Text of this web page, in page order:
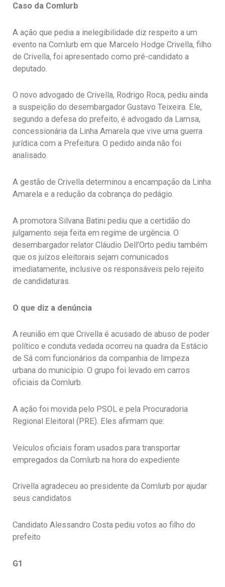
Caso da Comlurb
A ação que pedia a inelegibilidade diz respeito a um
evento na Comlurb em que Marcelo Hodge Crivella, filho
de Crivella, foi apresentado como pré-candidato a
deputado.
O novo advogado de Crivella, Rodrigo Roca, pediu ainda
a suspeição do desembargador Gustavo Teixeira. Ele,
segundo a defesa do prefeito, é advogado da Lamsa,
concessionária da Linha Amarela que vive uma guerra
jurídica com a Prefeitura. O pedido ainda não foi
analisado.
A gestão de Crivella determinou a encampação da Linha
Amarela e a redução da cobrança do pedágio.
A promotora Silvana Batini pediu que a certidão do
julgamento seja feita em regime de urgência. O
desembargador relator Cláudio Dell’Orto pediu também
que os juízos eleitorais sejam comunicados
imediatamente, inclusive os responsáveis pelo rejeito
de candidaturas.
O que diz a denúncia
A reunião em que Crivella é acusado de abuso de poder
político e conduta vedada ocorreu na quadra da Estácio
de Sá com funcionários da companhia de limpeza
urbana do município. O grupo foi levado em carros
oficiais da Comlurb.
A ação foi movida pelo PSOL e pela Procuradoria
Regional Eleitoral (PRE). Eles afirmam que:
Veículos oficiais foram usados para transportar
empregados da Comlurb na hora do expediente
Crivella agradeceu ao presidente da Comlurb por ajudar
seus candidatos
Candidato Alessandro Costa pediu votos ao filho do
prefeito
G1